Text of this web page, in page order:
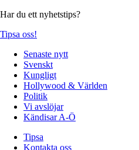
Har du ett nyhetstips?
Tipsa oss!
Senaste nytt
Svenskt
Kungligt
Hollywood & Världen
Politik
Vi avslöjar
Kändisar A-Ö
Tipsa
Kontakta oss